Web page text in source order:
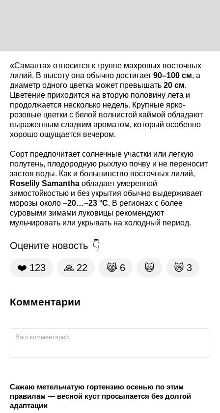
«Саманта» относится к группе махровых восточных
лилий. В высоту она обычно достигает 90–100 см, а
диаметр одного цветка может превышать 20 см.
Цветение приходится на вторую половину лета и
продолжается несколько недель. Крупные ярко-
розовые цветки с белой волнистой каймой обладают
выраженным сладким ароматом, который особенно
хорошо ощущается вечером.
Сорт предпочитает солнечные участки или легкую
полутень, плодородную рыхлую почву и не переносит
застоя воды. Как и большинство восточных лилий,
Roselily Samantha обладает умеренной
зимостойкостью и без укрытия обычно выдерживает
морозы около −20…−23 °C. В регионах с более
суровыми зимами луковицы рекомендуют
мульчировать или укрывать на холодный период.
Оцените новость
❤️ 123 🙏 22 😹 6 🙀 😿 3
Комментарии
Сажаю метельчатую гортензию осенью по этим
правилам — весной куст просыпается без долгой
адаптации